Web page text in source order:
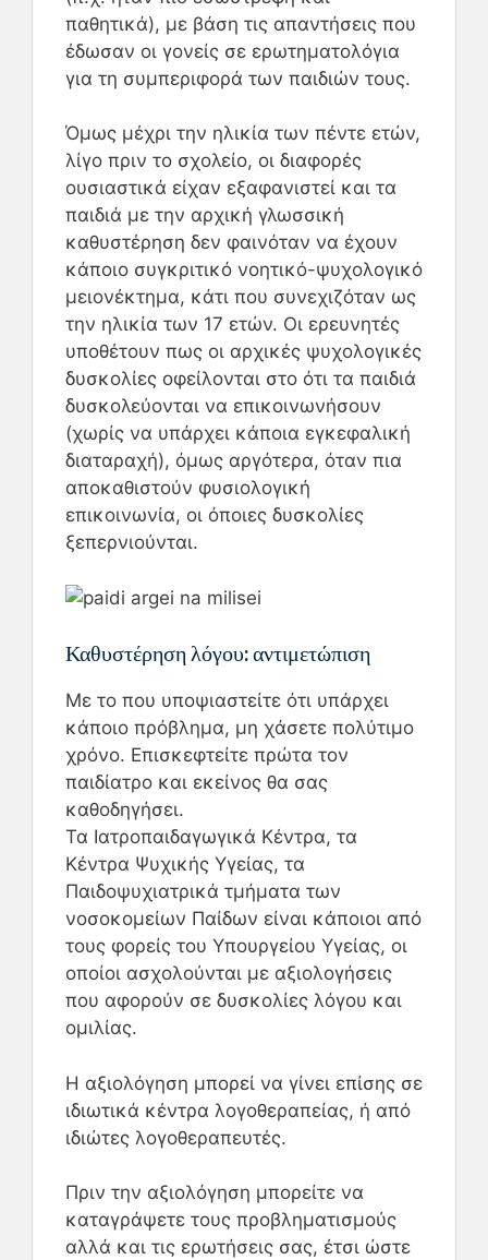
παθητικά), με βάση τις απαντήσεις που
έδωσαν οι γονείς σε ερωτηματολόγια
για τη συμπεριφορά των παιδιών τους.
Όμως μέχρι την ηλικία των πέντε ετών,
λίγο πριν το σχολείο, οι διαφορές
ουσιαστικά είχαν εξαφανιστεί και τα
παιδιά με την αρχική γλωσσική
καθυστέρηση δεν φαινόταν να έχουν
κάποιο συγκριτικό νοητικό-ψυχολογικό
μειονέκτημα, κάτι που συνεχιζόταν ως
την ηλικία των 17 ετών. Οι ερευνητές
υποθέτουν πως οι αρχικές ψυχολογικές
δυσκολίες οφείλονται στο ότι τα παιδιά
δυσκολεύονται να επικοινωνήσουν
(χωρίς να υπάρχει κάποια εγκεφαλική
διαταραχή), όμως αργότερα, όταν πια
αποκαθιστούν φυσιολογική
επικοινωνία, οι όποιες δυσκολίες
ξεπερνιούνται.
Καθυστέρηση λόγου: αντιμετώπιση
Με το που υποψιαστείτε ότι υπάρχει
κάποιο πρόβλημα, μη χάσετε πολύτιμο
χρόνο. Επισκεφτείτε πρώτα τον
παιδίατρο και εκείνος θα σας
καθοδηγήσει.
Τα Ιατροπαιδαγωγικά Κέντρα, τα
Κέντρα Ψυχικής Υγείας, τα
Παιδοψυχιατρικά τμήματα των
νοσοκομείων Παίδων είναι κάποιοι από
τους φορείς του Υπουργείου Υγείας, οι
οποίοι ασχολούνται με αξιολογήσεις
που αφορούν σε δυσκολίες λόγου και
ομιλίας.
Η αξιολόγηση μπορεί να γίνει επίσης σε
ιδιωτικά κέντρα λογοθεραπείας, ή από
ιδιώτες λογοθεραπευτές.
Πριν την αξιολόγηση μπορείτε να
καταγράψετε τους προβληματισμούς
αλλά και τις ερωτήσεις σας, έτσι ώστε